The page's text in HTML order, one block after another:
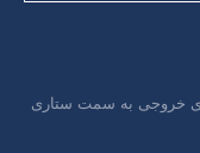
خروجی به سمت ستاری